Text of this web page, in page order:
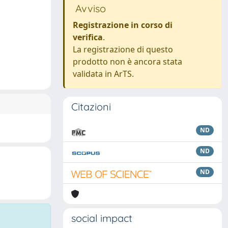
Avviso
Registrazione in corso di
verifica.
La registrazione di questo
prodotto non è ancora stata
validata in ArTS.
Citazioni
ND
ND
ND
social impact